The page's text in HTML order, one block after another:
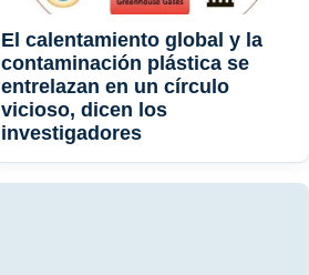
El calentamiento global y la
contaminación plástica se
entrelazan en un círculo
vicioso, dicen los
investigadores